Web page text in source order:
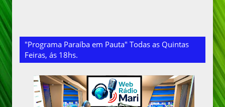
"Programa Paraíba em Pauta" Todas as Quintas
Feiras, ás 18hs.